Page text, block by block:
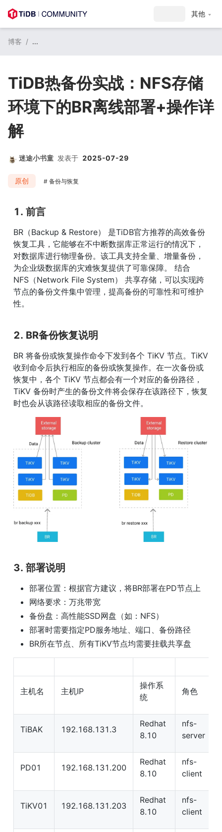
其他
博客 / ...
TiDB热备份实战：NFS存储
环境下的BR离线部署+操作详
解
迷途小书童 发表于 2025-07-29
原创 备份与恢复
1. 前言
BR（Backup & Restore） 是TiDB官方推荐的高效备份
恢复工具，它能够在不中断数据库正常运行的情况下，
对数据库进行物理备份。该工具支持全量、增量备份，
为企业级数据库的灾难恢复提供了可靠保障。 结合
NFS（Network File System） 共享存储，可以实现跨
节点的备份文件集中管理，提高备份的可靠性和可维护
性。
2. BR备份恢复说明
BR 将备份或恢复操作命令下发到各个 TiKV 节点。TiKV
收到命令后执⾏相应的备份或恢复操作。在⼀次备份或
恢复中，各个 TiKV 节点都会有⼀个对应的备份路径，
TiKV 备份时产⽣的备份⽂件将会保存在该路径下，恢复
时也会从该路径读取相应的备份⽂件。
3. 部署说明
部署位置：根据官⽅建议，将BR部署在PD节点上
⽹络要求：万兆带宽
备份盘：⾼性能SSD⽹盘（如：NFS）
部署时需要指定PD服务地址、端⼝、备份路径
BR所在节点、所有TiKV节点均需要挂载共享盘
主机名 主机IP
操作系
统
角色
TiBAK 192.168.131.3
Redhat
8.10
nfs-
server
PD01 192.168.131.200
Redhat
8.10
nfs-
client
TiKV01 192.168.131.203
Redhat
8.10
nfs-
client